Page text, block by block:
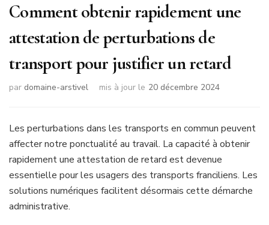
Comment obtenir rapidement une
attestation de perturbations de
transport pour justifier un retard
par domaine-arstivel mis à jour le 20 décembre 2024
Les perturbations dans les transports en commun peuvent
affecter notre ponctualité au travail. La capacité à obtenir
rapidement une attestation de retard est devenue
essentielle pour les usagers des transports franciliens. Les
solutions numériques facilitent désormais cette démarche
administrative.